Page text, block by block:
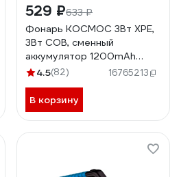
529 ₽633 ₽
Фонарь КОСМОС 3Вт ХРЕ,
3Вт СОВ, сменный
аккумулятор 1200mAh
KocH3WDLith
4.5(82) 16765213
В корзину